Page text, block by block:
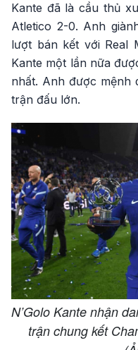
Kante đã là cầu thủ
Atletico 2-0. Anh
lượt bán kết với Real
Kante một lần nữa
nhất. Anh được mệnh
trận đấu lớn.
N’Golo Kante nhận
trận chung kết